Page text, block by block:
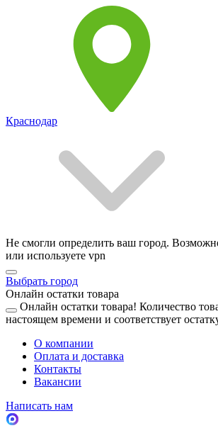
Краснодар
Не смогли определить ваш город.
или используете vpn
Выбрать город
Онлайн остатки товара
Онлайн остатки товара! Количество
настоящем времени и соответствует
О компании
Оплата и доставка
Контакты
Вакансии
Написать нам